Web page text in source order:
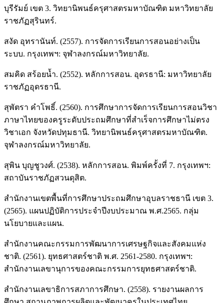
บุรีรัมย์ เขต 3. วิทยานิพนธ์ครุศาสตรมหาบัณฑิต มหาวิทยาลัย
ราชภัฏสุรินทร์.
สงัด อุทรานันท์. (2557). การจัดการเรียนการสอนอย่างเป็น
ระบบ. กรุงเทพฯ: จุฬาลงกรณ์มหาวิทยาลัย.
สมคิด สร้อยน้ำ. (2552). หลักการสอน. อุดรธานี: มหาวิทยาลัย
ราชภัฏอุดรธานี.
สุพัตรา คำโพธิ์. (2560). การศึกษาการจัดการเรียนการสอนวิชา
ภาษาไทยของครูระดับประถมศึกษาที่สำเร็จการศึกษาไม่ตรง
วิชาเอก จังหวัดปทุมธานี. วิทยานิพนธ์ครุศาสตรมหาบัณฑิต.
จุฬาลงกรณ์มหาวิทยาลัย.
สุพิน บุญชูวงศ์. (2538). หลักการสอน. พิมพ์ครั้งที่ 7. กรุงเทพฯ:
สถาบันราชภัฏสวนดุสิต.
สำนักงานเขตพื้นที่การศึกษาประถมศึกษาอุบลราชธานี เขต 3.
(2565). แผนปฏิบัติการประจำปีงบประมาณ พ.ศ.2565. กลุ่ม
นโยบายและแผน.
สำนักงานคณะกรรมการพัฒนาการเศรษฐกิจและสังคมแห่ง
ชาติ. (2561). ยุทธศาสตร์ชาติ พ.ศ. 2561-2580. กรุงเทพฯ:
สำนักงานเลขานุการของคณะกรรมการยุทธศาสตร์ชาติ.
สำนักงานเลขาธิการสภาการศึกษา. (2558). รายงานผลการ